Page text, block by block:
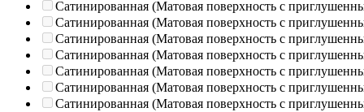
Сатинированная (Матовая поверхность с
Сатинированная (Матовая поверхность с
Сатинированная (Матовая поверхность с
Сатинированная (Матовая поверхность с
Сатинированная (Матовая поверхность с
Сатинированная (Матовая поверхность с
Сатинированная (Матовая поверхность с